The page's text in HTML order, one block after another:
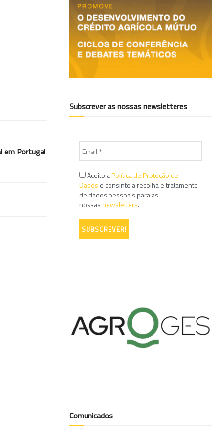
em Portugal
Subscrever as nossas newsletteres
Aceito aPolítica de Proteção de
Dados e consinto a recolha e tratamento
de dados pessoais para as
nossasnewsletters.
Comunicados